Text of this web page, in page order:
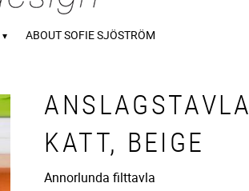
ABOUT SOFIE SJÖSTRÖM
ANSLAGSTAVLA
KATT, BEIGE
Annorlunda filttavla